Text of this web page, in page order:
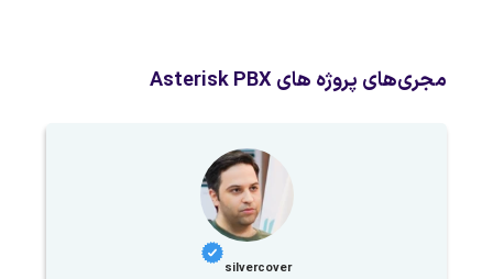
مجری‌های پروژه های Asterisk PBX
silvercover